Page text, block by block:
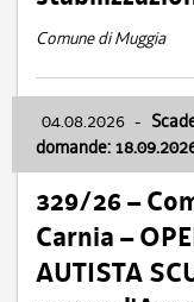
Comune di Muggia
04.08.2026 -
domande:
329/26 –
Carnia –
AUTISTA